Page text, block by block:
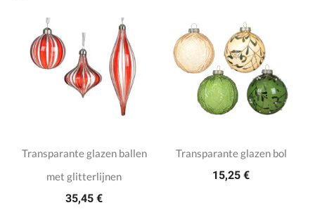
Transparante glazen ballen
met glitterlijnen
35,45 €
Transparante glazen bol
15,25 €